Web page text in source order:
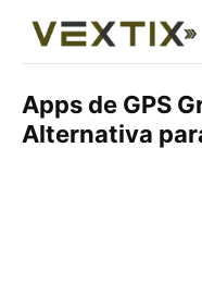
Apps de GPS
Alternativa